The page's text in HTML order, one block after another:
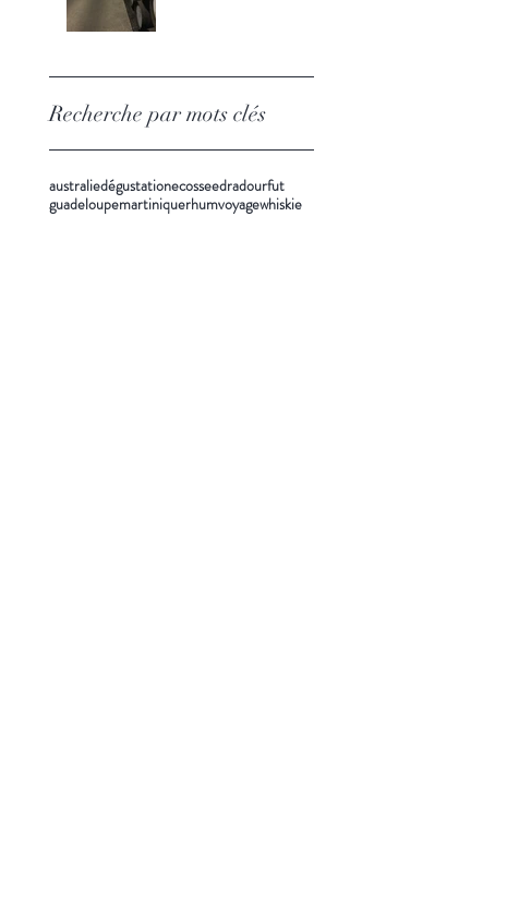
Recherche par mots clés
australiedégustationecosseedradourfut
guadeloupemartiniquerhumvoyagewhiskie